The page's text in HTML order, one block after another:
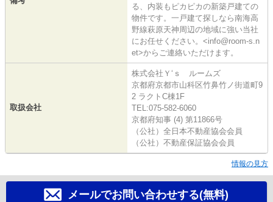
る、内装もピカピカの新築戸建ての
物件です。一戸建て探しなら南海高
野線萩原天神周辺の地域に強い当社
にお任せください。<info@room-s.n
et>からご連絡いただけます。
取扱会社
株式会社Ｙ‘ｓ ルームズ
京都府京都市山科区竹鼻竹ノ街道町9
2 ラクトC棟1F
TEL:075-582-6060
京都府知事 (4) 第11866号
（公社）全日本不動産協会会員
（公社）不動産保証協会会員
情報の見方
メールでお問い合わせする(無料)